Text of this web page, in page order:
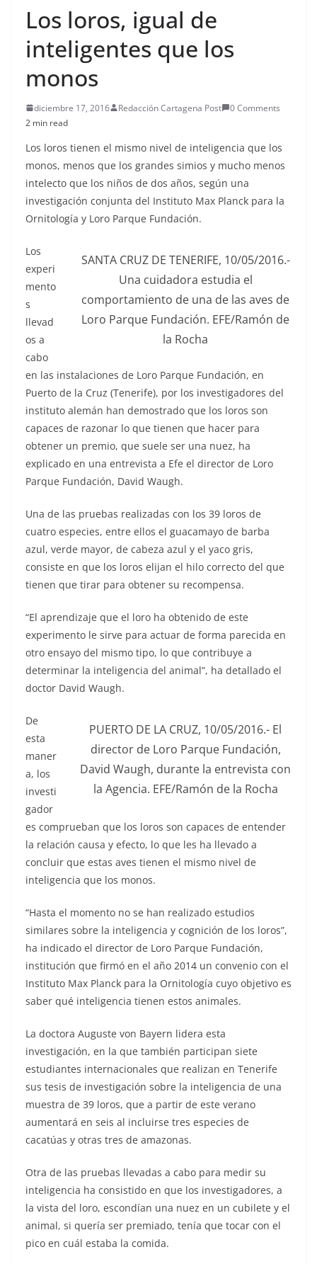
Los loros, igual de
inteligentes que los
monos
diciembre 17, 2016 Redacción Cartagena Post
0 Comments
2 min read
Los loros tienen el mismo nivel de inteligencia que los
monos, menos que los grandes simios y mucho menos
intelecto que los niños de dos años, según una
investigación conjunta del Instituto Max Planck para la
Ornitología y Loro Parque Fundación.
SANTA CRUZ DE TENERIFE, 10/05/2016.-
Una cuidadora estudia el
comportamiento de una de las aves de
Loro Parque Fundación. EFE/Ramón de
la Rocha
Los
experi
mento
s
llevad
os a
cabo
en las instalaciones de Loro Parque Fundación, en
Puerto de la Cruz (Tenerife), por los investigadores del
instituto alemán han demostrado que los loros son
capaces de razonar lo que tienen que hacer para
obtener un premio, que suele ser una nuez, ha
explicado en una entrevista a Efe el director de Loro
Parque Fundación, David Waugh.
Una de las pruebas realizadas con los 39 loros de
cuatro especies, entre ellos el guacamayo de barba
azul, verde mayor, de cabeza azul y el yaco gris,
consiste en que los loros elijan el hilo correcto del que
tienen que tirar para obtener su recompensa.
“El aprendizaje que el loro ha obtenido de este
experimento le sirve para actuar de forma parecida en
otro ensayo del mismo tipo, lo que contribuye a
determinar la inteligencia del animal”, ha detallado el
doctor David Waugh.
PUERTO DE LA CRUZ, 10/05/2016.- El
director de Loro Parque Fundación,
David Waugh, durante la entrevista con
la Agencia. EFE/Ramón de la Rocha
De
esta
maner
a, los
investi
gador
es comprueban que los loros son capaces de entender
la relación causa y efecto, lo que les ha llevado a
concluir que estas aves tienen el mismo nivel de
inteligencia que los monos.
“Hasta el momento no se han realizado estudios
similares sobre la inteligencia y cognición de los loros”,
ha indicado el director de Loro Parque Fundación,
institución que firmó en el año 2014 un convenio con el
Instituto Max Planck para la Ornitología cuyo objetivo es
saber qué inteligencia tienen estos animales.
La doctora Auguste von Bayern lidera esta
investigación, en la que también participan siete
estudiantes internacionales que realizan en Tenerife
sus tesis de investigación sobre la inteligencia de una
muestra de 39 loros, que a partir de este verano
aumentará en seis al incluirse tres especies de
cacatúas y otras tres de amazonas.
Otra de las pruebas llevadas a cabo para medir su
inteligencia ha consistido en que los investigadores, a
la vista del loro, escondían una nuez en un cubilete y el
animal, si quería ser premiado, tenía que tocar con el
pico en cuál estaba la comida.